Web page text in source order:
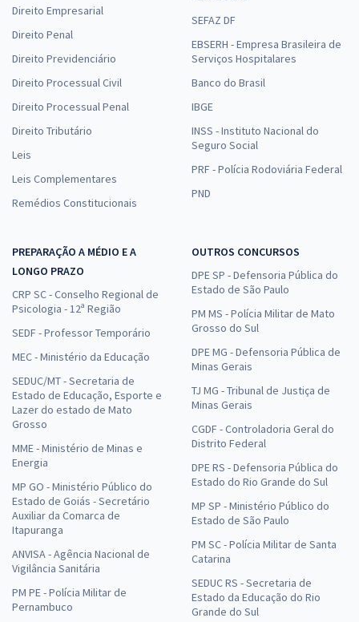
Direito Empresarial
Direito Penal
Direito Previdenciário
Direito Processual Civil
Direito Processual Penal
Direito Tributário
Leis
Leis Complementares
Remédios Constitucionais
SEFAZ DF
EBSERH - Empresa Brasileira de
Serviços Hospitalares
Banco do Brasil
IBGE
INSS - Instituto Nacional do
Seguro Social
PRF - Polícia Rodoviária Federal
PND
PREPARAÇÃO A MÉDIO E A
LONGO PRAZO
CRP SC - Conselho Regional de
Psicologia - 12ª Região
SEDF - Professor Temporário
MEC - Ministério da Educação
SEDUC/MT - Secretaria de
Estado de Educação, Esporte e
Lazer do estado de Mato
Grosso
MME - Ministério de Minas e
Energia
MP GO - Ministério Público do
Estado de Goiás - Secretário
Auxiliar da Comarca de
Itapuranga
ANVISA - Agência Nacional de
Vigilância Sanitária
PM PE - Polícia Militar de
Pernambuco
OUTROS CONCURSOS
DPE SP - Defensoria Pública do
Estado de São Paulo
PM MS - Polícia Militar de Mato
Grosso do Sul
DPE MG - Defensoria Pública de
Minas Gerais
TJ MG - Tribunal de Justiça de
Minas Gerais
CGDF - Controladoria Geral do
Distrito Federal
DPE RS - Defensoria Pública do
Estado do Rio Grande do Sul
MP SP - Ministério Público do
Estado de São Paulo
PM SC - Polícia Militar de Santa
Catarina
SEDUC RS - Secretaria de
Estado da Educação do Rio
Grande do Sul